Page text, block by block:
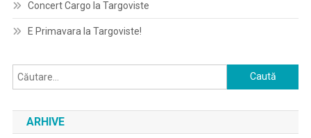
Concert Cargo la Targoviste
E Primavara la Targoviste!
Caută
după:
ARHIVE